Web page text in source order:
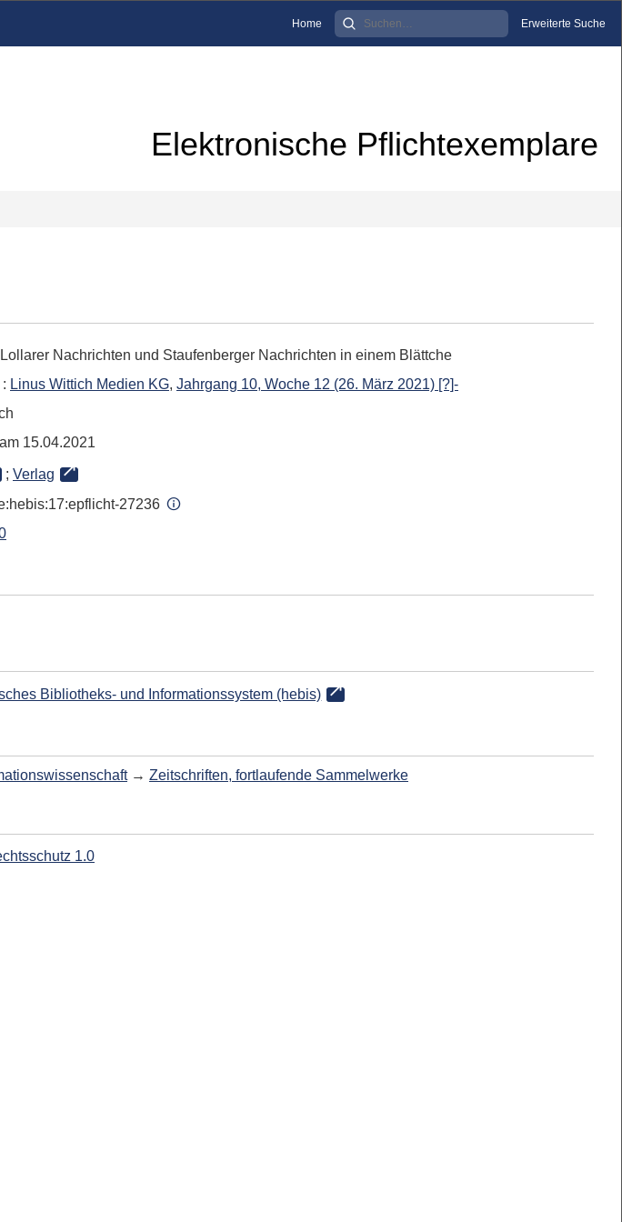
Home Erweiterte Suche
Elektronische Pflichtexemplare
Lollarer Nachrichten und Staufenberger Nachrichten in einem Blättche
: Linus Wittich Medien KG, Jahrgang 10, Woche 12 (26. März 2021) [?]-
15.04.2021
; Verlag
27236
Bibliotheks- und Informationssystem (hebis)
→ Zeitschriften, fortlaufende Sammelwerke
1.0